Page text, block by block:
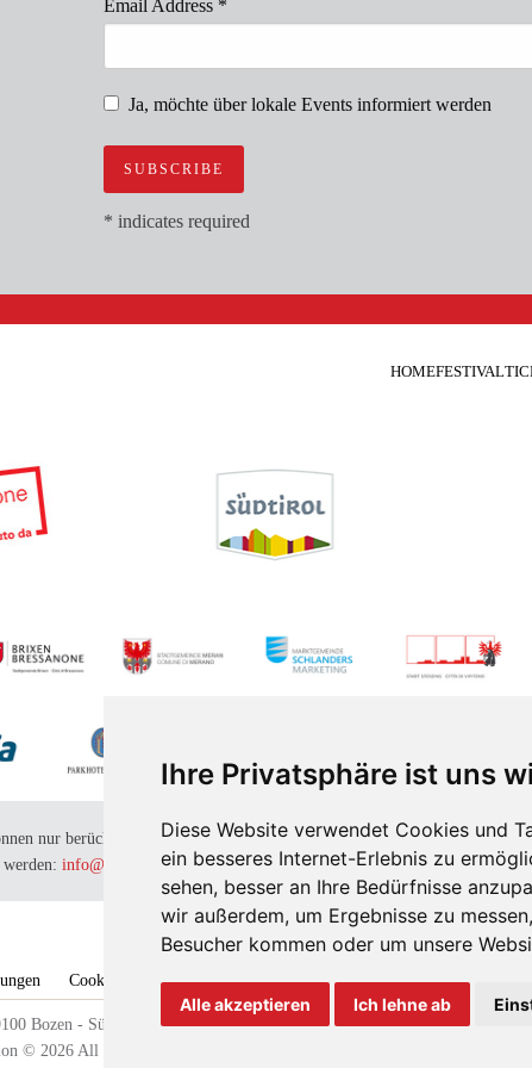
Ihre Privatsphäre ist uns
Diese Website verwendet Cookies und
ein besseres Internet-Erlebnis zu
sehen, besser an Ihre Bedürfnisse
wir außerdem, um Ergebnisse zu
Besucher kommen oder um unsere
Alle akzeptieren Ich lehne ab
Email Address *
Ja, möchte über lokale Events informiert werden
* indicates required
HOMEFESTIVAL
nur berücksichtigt werden, wenn sie an folgende Adresse
info@suedtiroljazzfestival.com
Cookie policy Cookie-Einstellungen Transparenz
Bozen - Südtirol, Italien - +39 0471 98 23 24 -
© 2026 All right reserved. MwSt.Nr IT02435840216